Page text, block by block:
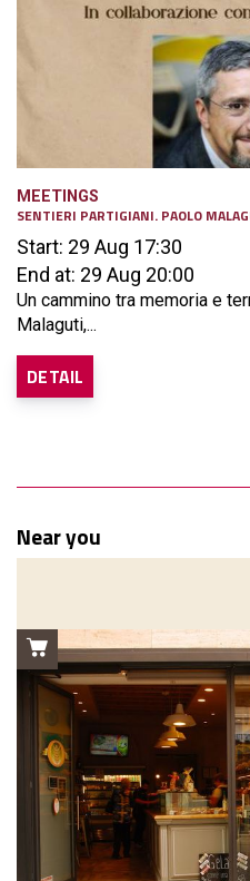
MEETINGS
SENTIERI PARTIGIANI. PAOLO
Start: 29 Aug 17:30
End at: 29 Aug 20:00
Un cammino tra memoria e
Malaguti,...
DETAIL
Near you